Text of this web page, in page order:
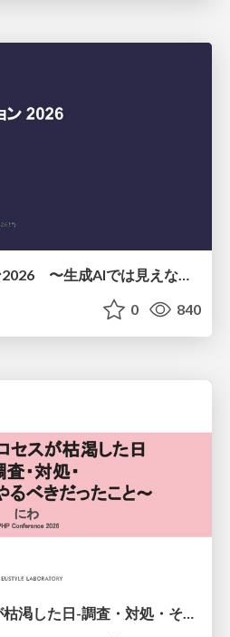
PHP初心者セッション2026 〜生成AIでは見えない裏側を知る：今だからLAMPを通して仕組みを学ぶ〜
0 840